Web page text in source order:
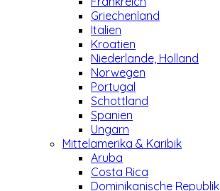
Griechenland
Italien
Kroatien
Niederlande, Holland
Norwegen
Portugal
Schottland
Spanien
Ungarn
Mittelamerika & Karibik
Aruba
Costa Rica
Dominikanische Republik